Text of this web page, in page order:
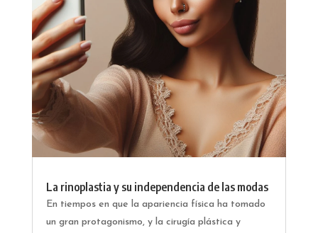
La rinoplastia y su independencia de las modas
En tiempos en que la apariencia física ha tomado
un gran protagonismo, y la cirugía plástica y